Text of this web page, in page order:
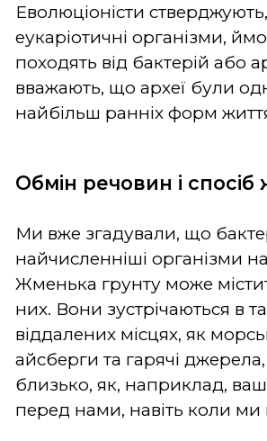
Еволюціоністи
еукаріотичні організми,
походять від бактерій або
вважають, що археї були
найбільш ранніх форм
Обмін речовин і спосіб
Ми вже згадували, що
найчисленніші організми
Жменька грунту може
них. Вони зустрічаються в
віддалених місцях, як
айсберги та гарячі
близько, як, наприклад,
перед нами, навіть коли ми